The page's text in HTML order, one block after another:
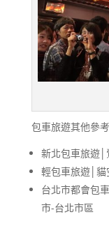
包車旅遊其他參
新北包車旅遊
輕包車旅遊│
台北市都會包
市-台北市區